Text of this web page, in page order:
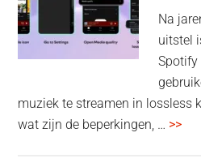
Na
uitstel
Spotify
muziek te streamen in lossless
wat zijn de beperkingen, … >>